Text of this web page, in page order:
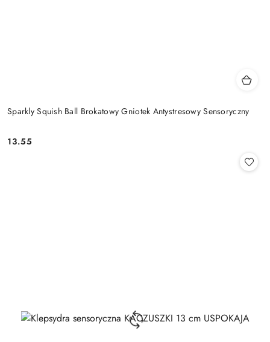
Sparkly Squish Ball Brokatowy Gniotek Antystresowy Sensoryczny
Cena:
13.55